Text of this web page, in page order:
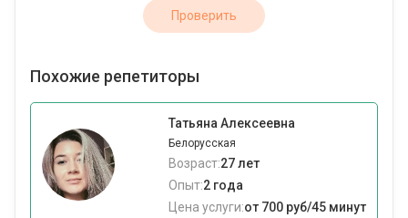
Проверить
Похожие репетиторы
Татьяна Алексеевна
Белорусская
Возраст:27 лет
Опыт:2 года
Цена услуги:от 700 руб/45 минут